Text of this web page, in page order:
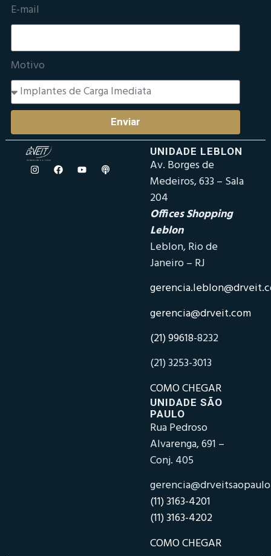
E-mail
Motivo
Enviar
UNIDADE LEBLON
Av. Borges de
Medeiros, 633 – Sala
204
Offices Shopping
Leblon
Leblon, Rio de
Janeiro – RJ
gerencia@drveit.com
(21) 99618-8232
(21) 3253-3013
COMO CHEGAR
UNIDADE SÃO
PAULO
Rua Pedroso
Alvarenga, 691 –
Conj. 405
(11) 3163-4201
(11) 3163-4202
COMO CHEGAR